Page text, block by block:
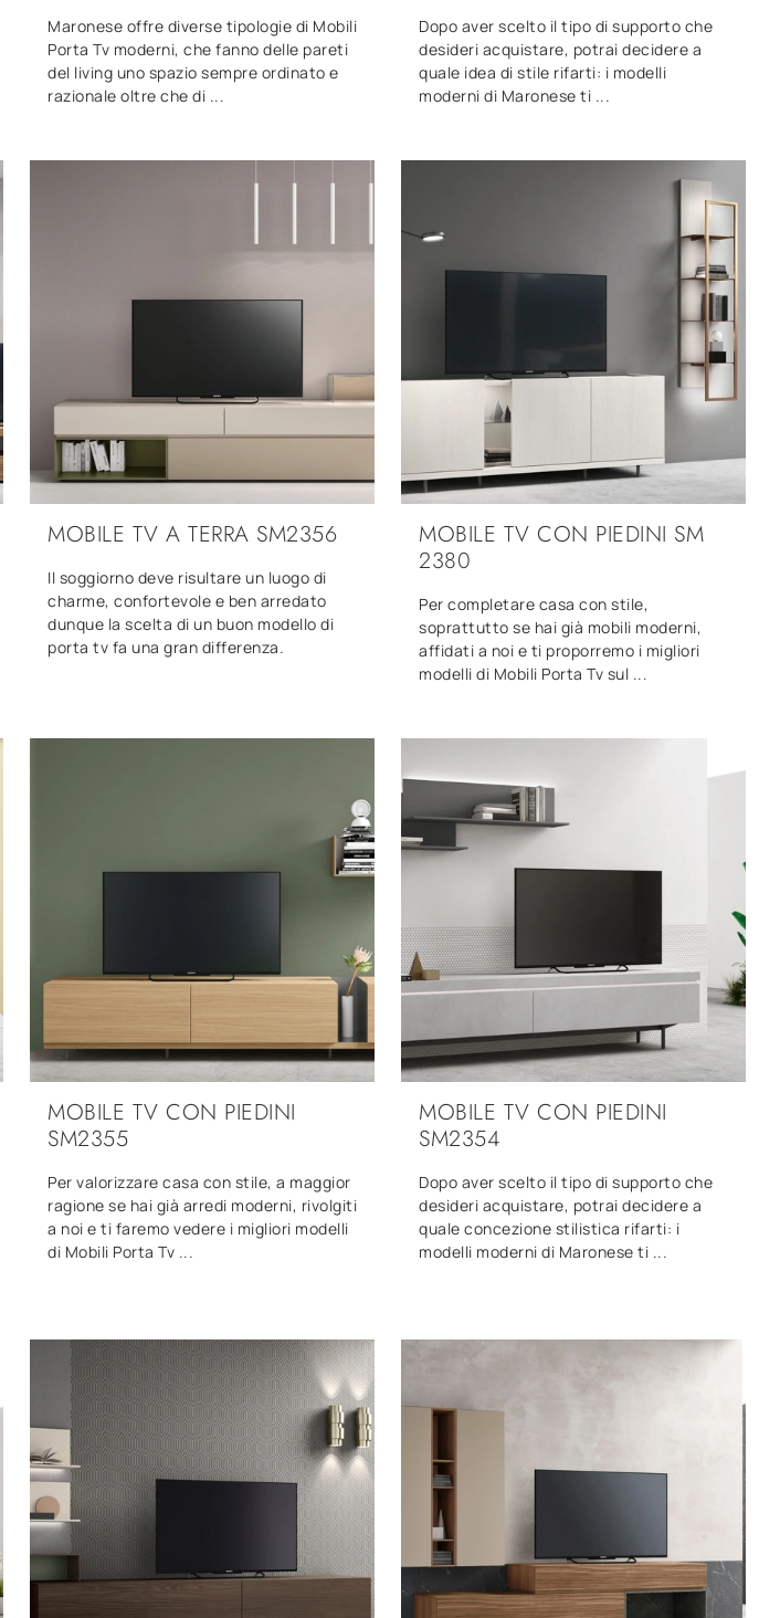
Maronese offre diverse tipologie di Mobili
Porta Tv moderni, che fanno delle pareti
del living uno spazio sempre ordinato e
razionale oltre che di ...
Dopo aver scelto il tipo di supporto che
desideri acquistare, potrai decidere a
quale idea di stile rifarti: i modelli
moderni di Maronese ti ...
MOBILE TV A TERRA SM2356
Il soggiorno deve risultare un luogo di
charme, confortevole e ben arredato
dunque la scelta di un buon modello di
porta tv fa una gran differenza.
MOBILE TV CON PIEDINI SM
2380
Per completare casa con stile,
soprattutto se hai già mobili moderni,
affidati a noi e ti proporremo i migliori
modelli di Mobili Porta Tv sul ...
MOBILE TV CON PIEDINI
SM2355
Per valorizzare casa con stile, a maggior
ragione se hai già arredi moderni, rivolgiti
a noi e ti faremo vedere i migliori modelli
di Mobili Porta Tv ...
MOBILE TV CON PIEDINI
SM2354
Dopo aver scelto il tipo di supporto che
desideri acquistare, potrai decidere a
quale concezione stilistica rifarti: i
modelli moderni di Maronese ti ...